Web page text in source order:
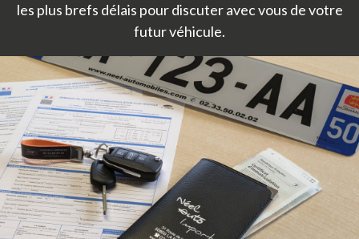
les plus brefs délais pour discuter avec vous de votre
futur véhicule.